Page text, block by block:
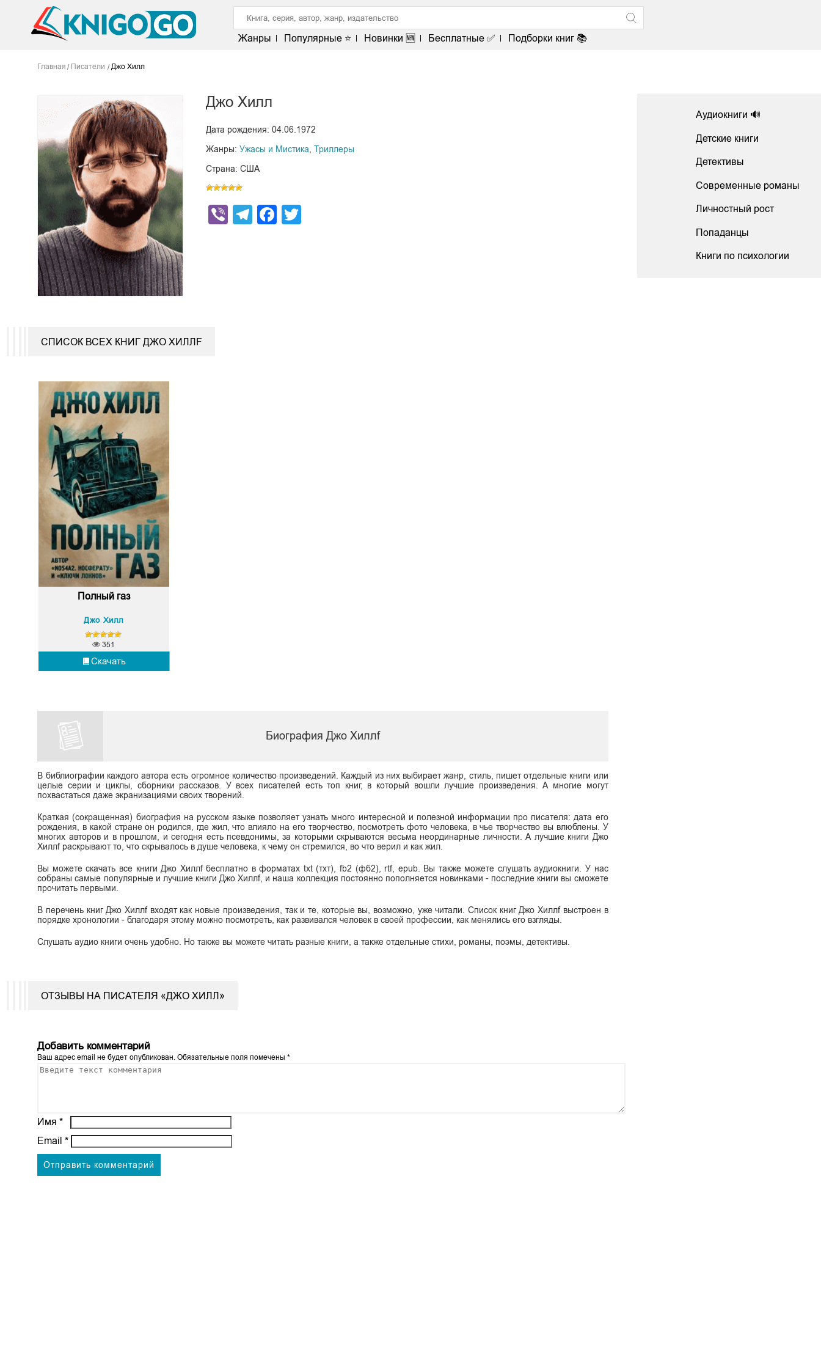
Жанры Популярные ⭐ Новинки 🆕 Бесплатные ✅ Подборки книг 📚
Главная Писатели Джо Хилл
Джо Хилл
Дата рождения: 04.06.1972
Жанры: Ужасы и Мистика Триллеры
Страна: США
ViberTelegram
Facebook
СПИСОК ВСЕХ КНИГ ДЖО ХИЛЛF
Полный газ
Джо Хилл
Скачать
351
Биография Джо Хиллf
В библиографии каждого автора есть огромное количество произведений. Каждый из них выбирает жанр, стиль, пишет отдельные книги или
целые серии и циклы, сборники рассказов. У всех писателей есть топ книг, в который вошли лучшие произведения. А многие могут
похвастаться даже экранизациями своих творений.
Краткая (сокращенная) биография на русском языке позволяет узнать много интересной и полезной информации про писателя: дата его
рождения, в какой стране он родился, где жил, что влияло на его творчество, посмотреть фото человека, в чье творчество вы влюблены. У
многих авторов и в прошлом, и сегодня есть псевдонимы, за которыми скрываются весьма неординарные личности. А лучшие книги Джо
Хиллf раскрывают то, что скрывалось в душе человека, к чему он стремился, во что верил и как жил.
Вы можете скачать все книги Джо Хиллf бесплатно в форматах txt (тхт), fb2 (фб2), rtf, epub. Вы также можете слушать аудиокниги. У нас
собраны самые популярные и лучшие книги Джо Хиллf, и наша коллекция постоянно пополняется новинками - последние книги вы сможете
прочитать первыми.
В перечень книг Джо Хиллf входят как новые произведения, так и те, которые вы, возможно, уже читали. Список книг Джо Хиллf выстроен в
порядке хронологии - благодаря этому можно посмотреть, как развивался человек в своей профессии, как менялись его взгляды.
Слушать аудио книги очень удобно. Но также вы можете читать разные книги, а также отдельные стихи, романы, поэмы, детективы.
ОТЗЫВЫ НА ПИСАТЕЛЯ «ДЖО ХИЛЛ»
Добавить комментарий
Ваш адрес email не будет опубликован. Обязательные поля помечены*
Имя*
Email*
Аудиокниги 🔊
Детские книги
Детективы
Современные романы
Личностный рост
Попаданцы
Книги по психологии